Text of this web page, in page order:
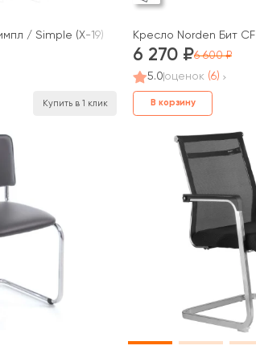
/ Simple (X-19)
Купить в 1 клик
Кресло Norden Бит CF
6 270
6 600
5.0 оценок (6)
В корзину